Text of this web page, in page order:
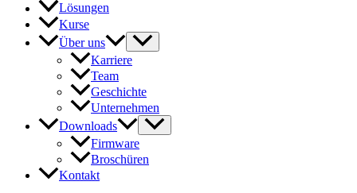
Lösungen
Kurse
Über uns
Karriere
Team
Geschichte
Unternehmen
Downloads
Firmware
Broschüren
Kontakt